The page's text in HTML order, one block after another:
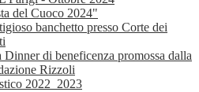
del Cuoco 2024"
banchetto presso Corte dei
Dinner di beneficenza promossa dalla
Rizzoli
2022_2023